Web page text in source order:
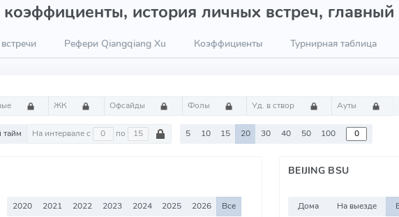
история личных встреч, главный
Рефери Qiangqiang Xu Коэффициенты Турнирная таблица
ЖК Офсайды Фолы Уд. в створ Ауты
тайм На интервале с по 5 10 15 20 30 40 50 100
2020 2021 2022 2023 2024 2025 2026 Все
BEIJING BSU
Дома На выезде